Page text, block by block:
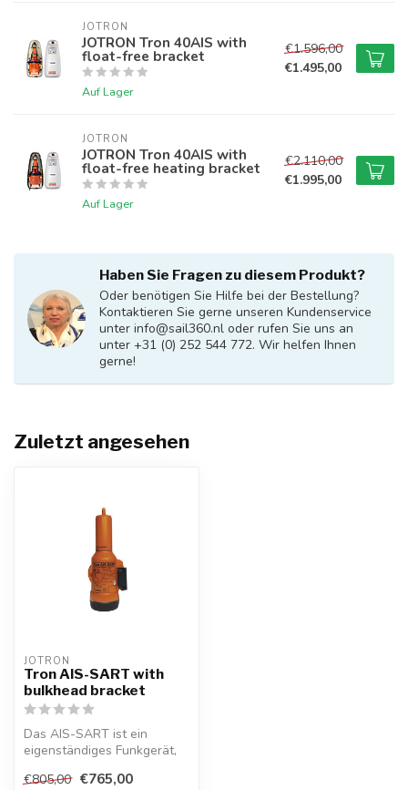
JOTRON
JOTRON Tron 40AIS with
float-free bracket
Auf Lager
€1.596,00
€1.495,00
JOTRON
JOTRON Tron 40AIS with
float-free heating bracket
Auf Lager
€2.110,00
€1.995,00
Haben Sie Fragen zu diesem Produkt?
Oder benötigen Sie Hilfe bei der Bestellung?
Kontaktieren Sie gerne unseren Kundenservice
unter info@sail360.nl oder rufen Sie uns an
unter +31 (0) 252 544 772. Wir helfen Ihnen
gerne!
Zuletzt angesehen
JOTRON
Tron AIS-SART with
bulkhead bracket
Das AIS-SART ist ein
eigenständiges Funkgerät,
AIS ak...
€805,00 €765,00